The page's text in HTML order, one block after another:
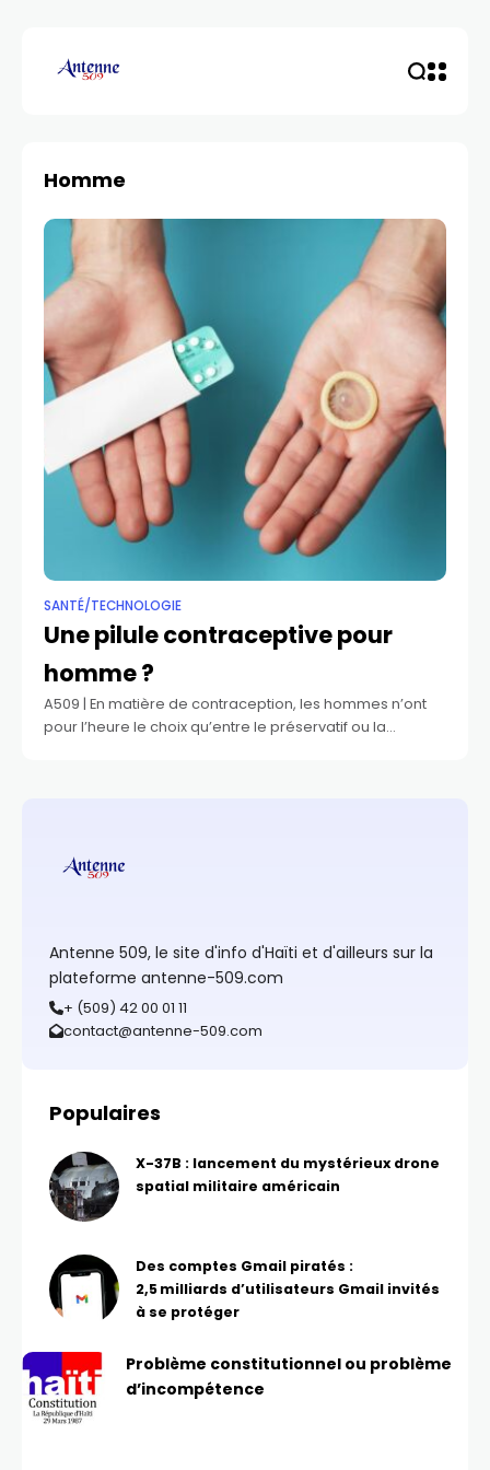
Homme
SANTÉ/TECHNOLOGIE
Une pilule contraceptive pour
homme ?
A509 | En matière de contraception, les hommes n’ont
pour l’heure le choix qu’entre le préservatif ou la
Antenne 509, le site d'info d'Haïti et d'ailleurs sur la
plateforme antenne-509.com
+ (509) 42 00 01 11
contact@antenne-509.com
Populaires
X-37B : lancement du mystérieux drone
spatial militaire américain
Des comptes Gmail piratés :
2,5 milliards d’utilisateurs Gmail invités
à se protéger
Problème constitutionnel ou problème
d’incompétence